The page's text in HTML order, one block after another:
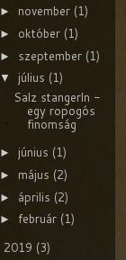
► november (1)
► október (1)
► szeptember (1)
▼ július (1)
Salz stangerln -
egy ropogós
finomság
► június (1)
► május (2)
► április (2)
► február (1)
2019 (3)